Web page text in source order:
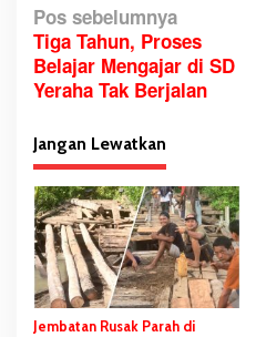
N
a
v
i
g
a
s
i
p
o
s
Pos sebelumnya
Tiga Tahun, Proses
Belajar Mengajar di SD
Yeraha Tak Berjalan
Jangan Lewatkan
Jembatan Rusak Parah di